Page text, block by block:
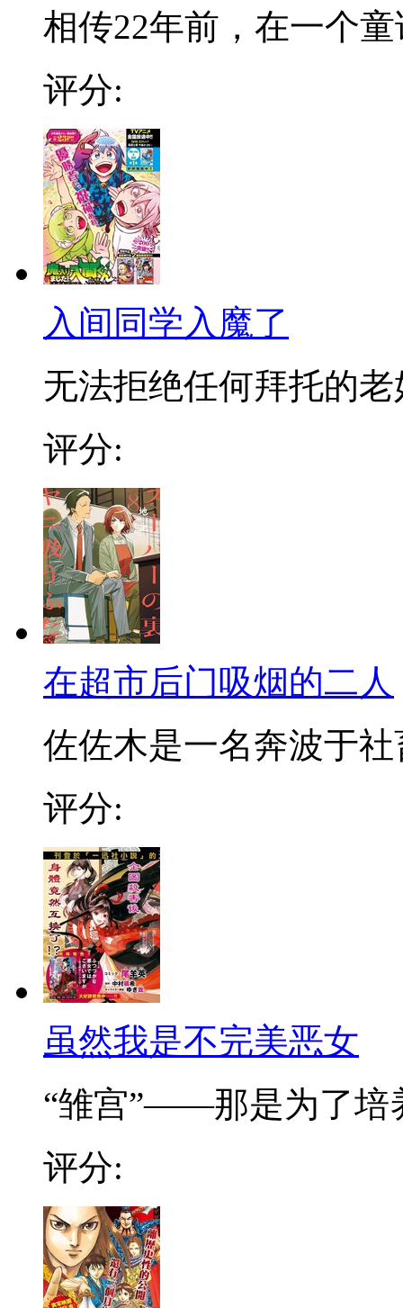
相传22年前，在一个
评分:
入间同学入魔了
无法拒绝任何拜托的老
评分:
在超市后门吸烟的二人
佐佐木是一名奔波于社
评分:
虽然我是不完美恶女
“雏宫”——那是为了培
评分: